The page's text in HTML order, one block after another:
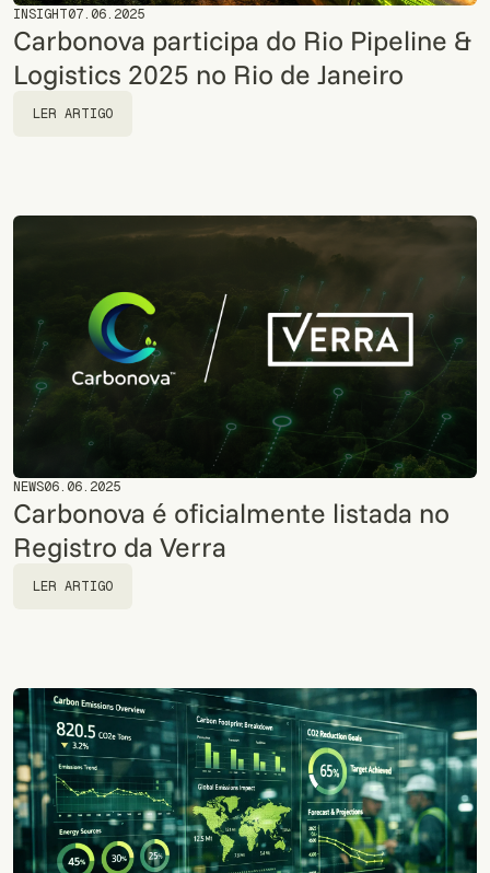
INSIGHT07.06.2025
Carbonova participa do Rio Pipeline &
Logistics 2025 no Rio de Janeiro
LER ARTIGO
NEWS06.06.2025
Carbonova é oficialmente listada no
Registro da Verra
LER ARTIGO